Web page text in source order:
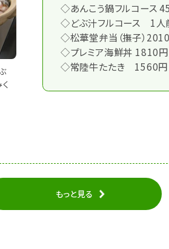
◇あんこう鍋フルコース
◇どぶ汁フルコース 1
◇松華堂弁当（撫子）
◇プレミア海鮮丼 1810円
◇常陸牛たたき 1560円
もっと見る